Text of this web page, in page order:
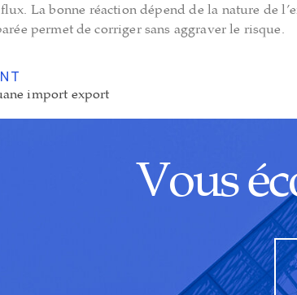
La bonne réaction dépend de la nature de
permet de corriger sans aggraver le risque.
import export
Vous